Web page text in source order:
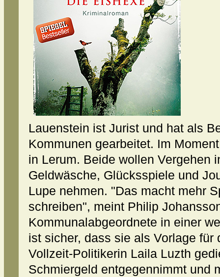
Lauenstein ist Jurist und hat als
Kommunen gearbeitet. Im
in Lerum. Beide wollen Vergehen
Geldwäsche, Glücksspiele und
Lupe nehmen. "Das macht mehr
schreiben", meint Philip
Kommunalabgeordnete in einer
ist sicher, dass sie als Vorlage
Vollzeit-Politikerin Laila Luzth
Schmiergeld entgegennimmt und